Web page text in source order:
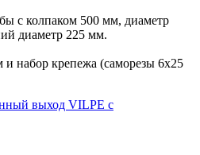
с колпаком 500 мм, диаметр
диаметр 225 мм.
и набор крепежа (саморезы 6х25
выход VILPE с